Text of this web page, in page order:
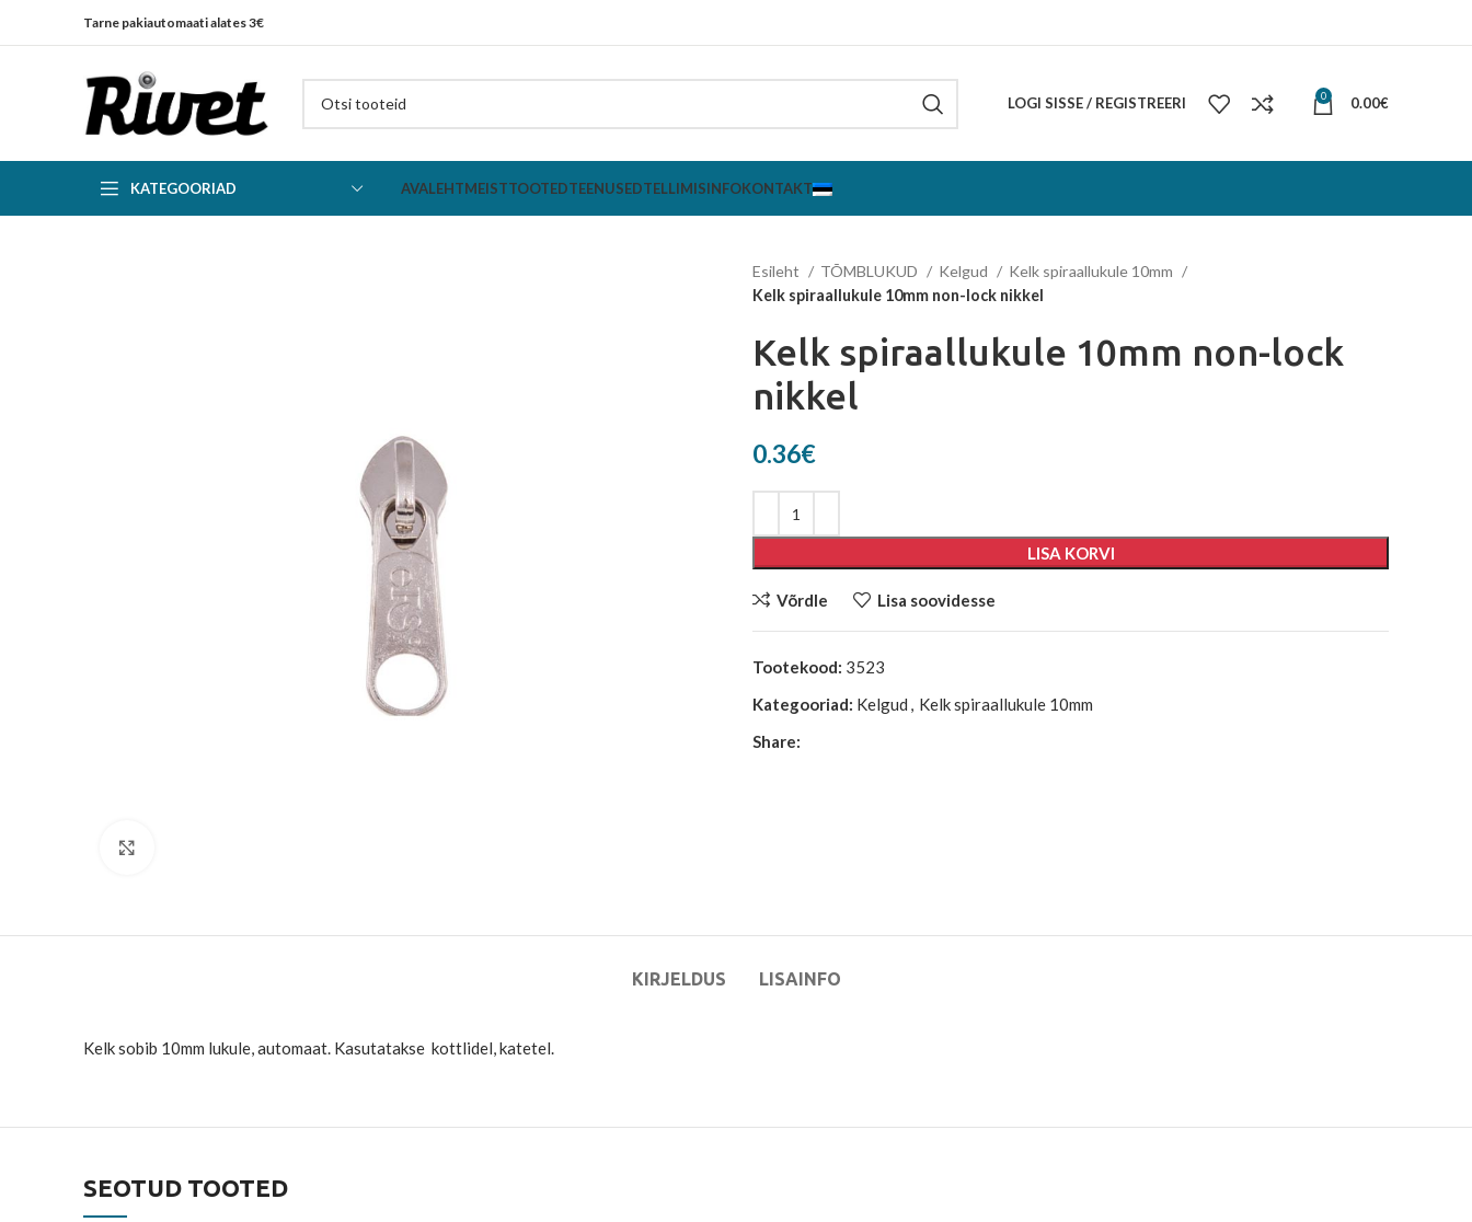
Tarne pakiautomaati alates 3€
LOGI SISSE / REGISTREERI 0 0.00€
KATEGOORIAD AVALEHTMEISTTOOTEDTEENUSEDTELLIMISINFOKONTAKT
Esileht TÕMBLUKUD Kelgud
Kelk spiraallukule 10mm
Kelk spiraallukule 10mm non-lock nikkel
Kelk spiraallukule 10mm non-lock
nikkel
0.36€
LISA KORVI
Võrdle Lisa soovidesse
Tootekood: 3523
Kategooriad: Kelgud , Kelk spiraallukule 10mm
Share:
KIRJELDUS LISAINFO
Kelk sobib 10mm lukule, automaat. Kasutatakse kottlidel, katetel.
SEOTUD TOOTED